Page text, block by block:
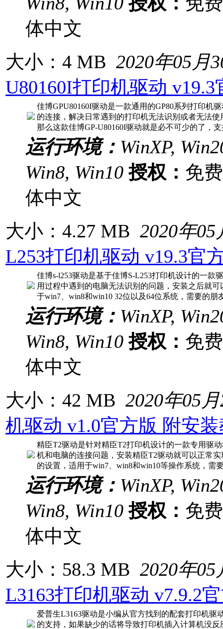
体中文
大小：4 MB 2020年05月
U80160I打印机驱动 v19.3
佳博GPU80160I驱动是一款通用的GP80系列打印机
的连接，解决日常遇到的打印机无法识别或者无法
那么这款佳博GP-U80160I驱动就是必不可少的了，
运行环境： WinXP,
Win8, Win10 授权： 免
体中文
大小：4.27 MB 2020年05
L253打印机驱动 v19.3官
佳博s-l253驱动是基于佳博S-L253打印机设计的一款
用过程中遇到的电脑无法识别的问题，安装之后就
于win7、win8和win10 32位以及64位系统，需要的朋
运行环境： WinXP,
Win8, Win10 授权： 免
体中文
大小：42 MB 2020年05
机驱动 v1.0官方版 附安
精臣T2驱动是针对精臣T2打印机设计的一款专用驱
机和电脑的连接问题，安装精臣T2驱动就可以正常
的设置，适用于win7、win8和win10等操作系统，需
运行环境： WinXP,
Win8, Win10 授权： 免
体中文
大小：58.3 MB 2020年05
L3163打印机驱动 v7.9.2
爱普生L3163驱动是小编从官方找到的配套打印机驱
的支持，如果缺少的话将导致打印机插入计算机没